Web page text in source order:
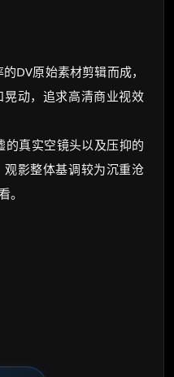
DV原始素材剪辑而成，
动，追求高清商业视效
真实空镜头以及压抑的
影整体基调较为沉重沧
。